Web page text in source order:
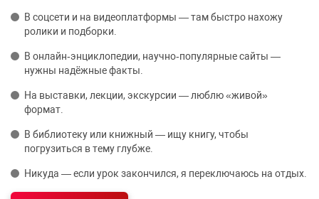
В соцсети и на видеоплатформы — там быстро нахожу
ролики и подборки.
В онлайн‑энциклопедии, научно‑популярные сайты —
нужны надёжные факты.
На выставки, лекции, экскурсии — люблю «живой»
формат.
В библиотеку или книжный — ищу книгу, чтобы
погрузиться в тему глубже.
Никуда — если урок закончился, я переключаюсь на отдых.